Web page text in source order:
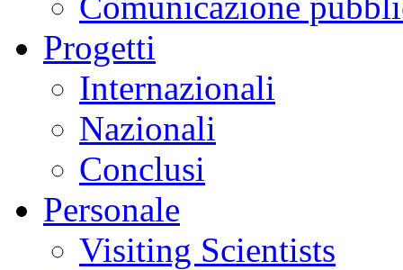
Progetti
Internazionali
Nazionali
Conclusi
Personale
Visiting Scientists